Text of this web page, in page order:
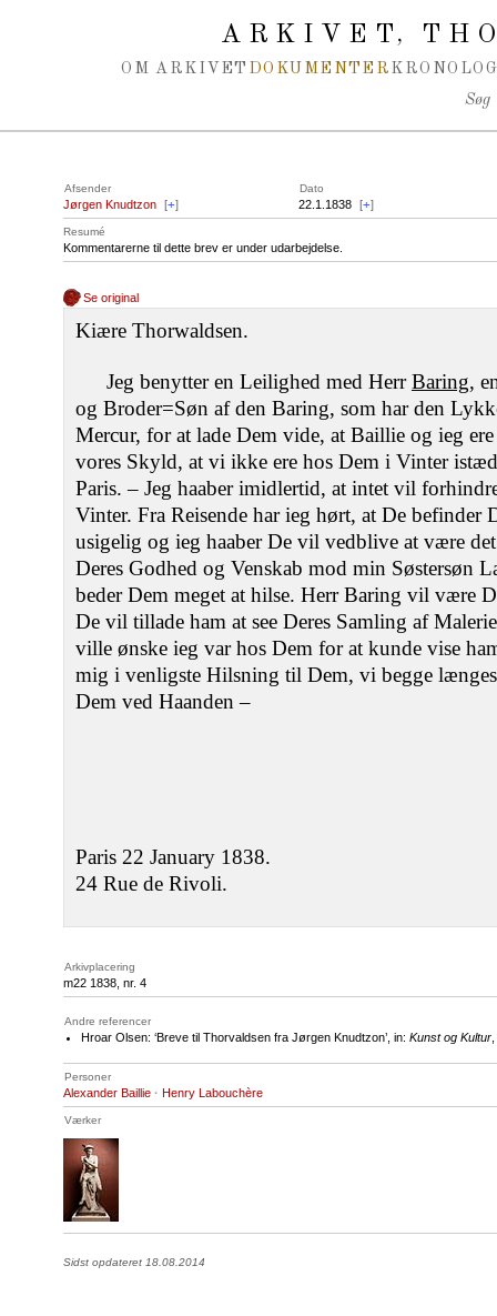
ARKIVET,
OM ARKIVET DOKUMENTER
Søg
Afsender Dato
Jørgen Knudtzon [+] 22.1.1838 [+]
Resumé
Kommentarerne til dette brev er under udarbejdelse.
Se original
Kiære Thorwaldsen.
Jeg benytter en Leilighed med HerrBaring,
og Broder=Søn af den Baring, som har den
Mercur, for at lade Dem vide, at Baillie og ieg
vores Skyld, at vi ikke ere hos Dem i Vinter
Paris. – Jeg haaber imidlertid, at intet vil
Vinter. Fra Reisende har ieg hørt, at De
usigelig og ieg haaber De vil vedblive at være
Deres Godhed og Venskab mod min Søstersøn
beder Dem meget at hilse. Herr Baring vil være
De vil tillade ham at see Deres Samling af
ville ønske ieg var hos Dem for at kunde vise
mig i venligste Hilsning til Dem, vi begge længes
Dem ved Haanden –
Paris 22 January 1838.
24 Rue de Rivoli.
Arkivplacering
m22 1838, nr. 4
Andre referencer
Hroar Olsen: ‘Breve til Thorvaldsen fra Jørgen Knudtzon’, in: Kunst og Kultur
Personer
Alexander Baillie · Henry Labouchère
Værker
Sidst opdateret 18.08.2014